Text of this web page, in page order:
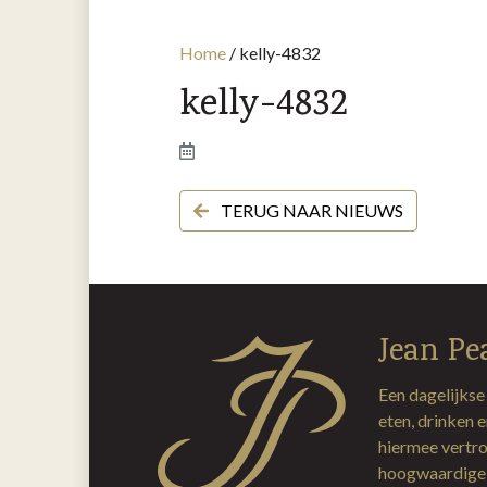
Home / kelly-4832
kelly-4832
TERUG NAAR NIEUWS
Jean
Een
eten, drinken
hiermee